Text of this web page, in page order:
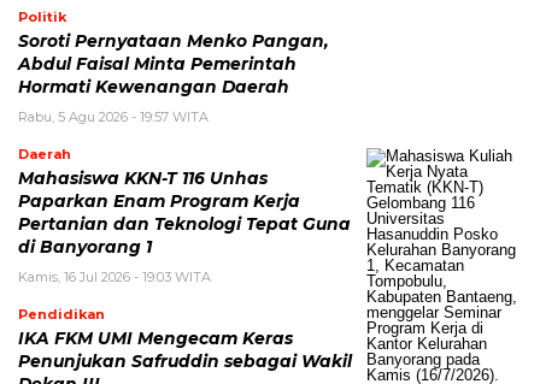
Politik
Soroti Pernyataan Menko Pangan,
Abdul Faisal Minta Pemerintah
Hormati Kewenangan Daerah
Rabu, 5 Agu 2026 - 19:57 WITA
Daerah
Mahasiswa KKN-T 116 Unhas
Paparkan Enam Program Kerja
Pertanian dan Teknologi Tepat Guna
di Banyorang 1
Kamis, 16 Jul 2026 - 19:03 WITA
Pendidikan
IKA FKM UMI Mengecam Keras
Penunjukan Safruddin sebagai Wakil